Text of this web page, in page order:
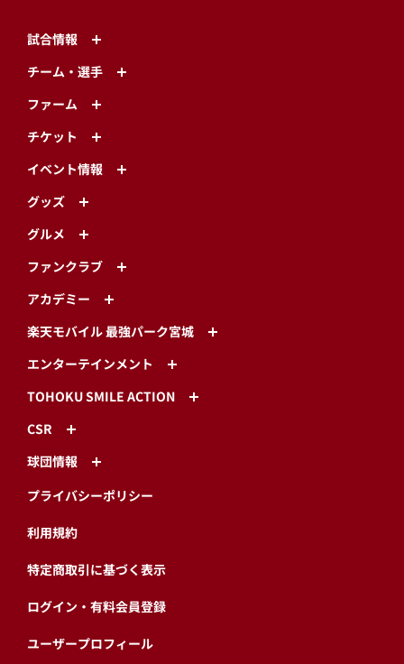
試合情報
チーム・選手
ファーム
チケット
イベント情報
グッズ
グルメ
ファンクラブ
アカデミー
楽天モバイル 最強パーク宮城
エンターテインメント
TOHOKU SMILE ACTION
CSR
球団情報
プライバシーポリシー
利用規約
特定商取引に基づく表示
ログイン・有料会員登録
ユーザープロフィール